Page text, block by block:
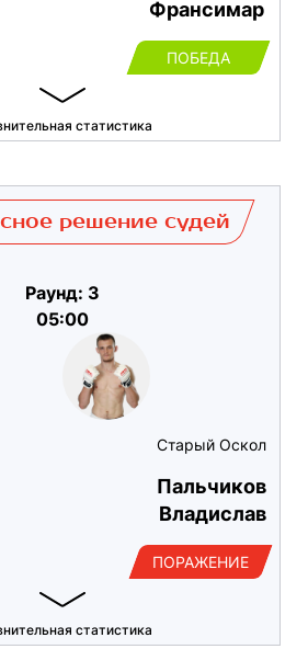
Франсимар
ПОБЕДА
статистика
решение судей
Раунд: 3
05:00
Старый Оскол
Пальчиков
Владислав
ПОРАЖЕНИЕ
статистика